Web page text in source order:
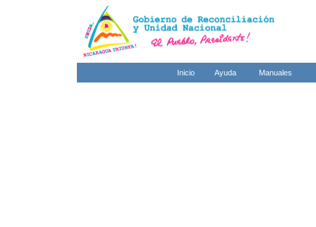
Inicio Ayuda Manuales